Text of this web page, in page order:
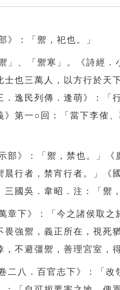
》：「禦，祀也。」
」、「禦寒」。《詩經．
士也三萬人，以方行於天
．逸民列傳．逢萌》：「
》第一○回：「當下李傕
部》：「禦，禁也。」《
行者，禁宵行者。」《
國吳．韋昭．注：「禦
章下》：「今之諸侯取
畏強禦，義正所在，視死
不避彊禦，善理宮室，
二八．百官志下》：「改